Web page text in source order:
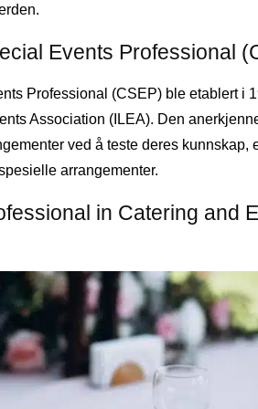
Events Professional
Professional (CSEP) ble etablert i
Association (ILEA). Den
ved å teste deres kunnskap,
arrangementer.
in Catering and